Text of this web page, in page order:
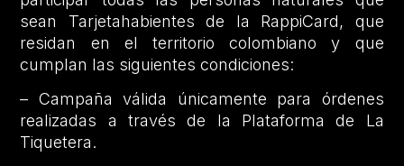
sean Tarjetahabientes de la RappiCard, que
residan en el territorio colombiano y que
cumplan las siguientes condiciones:
– Campaña válida únicamente para órdenes
realizadas a través de la Plataforma de La
Tiquetera.